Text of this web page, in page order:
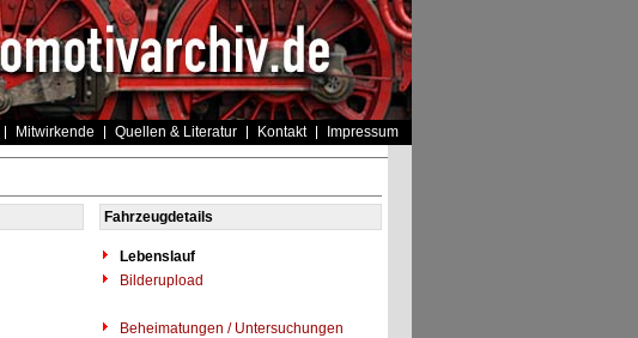
Mitwirkende Quellen & Literatur Kontakt Impressum
Fahrzeugdetails
Lebenslauf
Bilderupload
Beheimatungen / Untersuchungen